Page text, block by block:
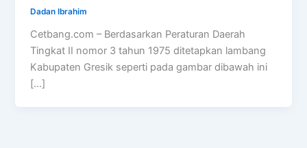
Dadan Ibrahim
Cetbang.com – Berdasarkan Peraturan Daerah
Tingkat II nomor 3 tahun 1975 ditetapkan lambang
Kabupaten Gresik seperti pada gambar dibawah ini
[…]